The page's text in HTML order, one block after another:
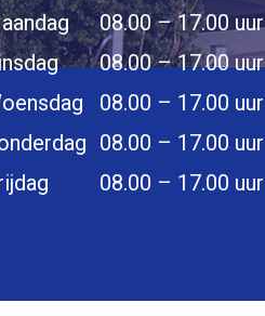
08.00 – 17.00 uur
08.00 – 17.00 uur
08.00 – 17.00 uur
08.00 – 17.00 uur
08.00 – 17.00 uur